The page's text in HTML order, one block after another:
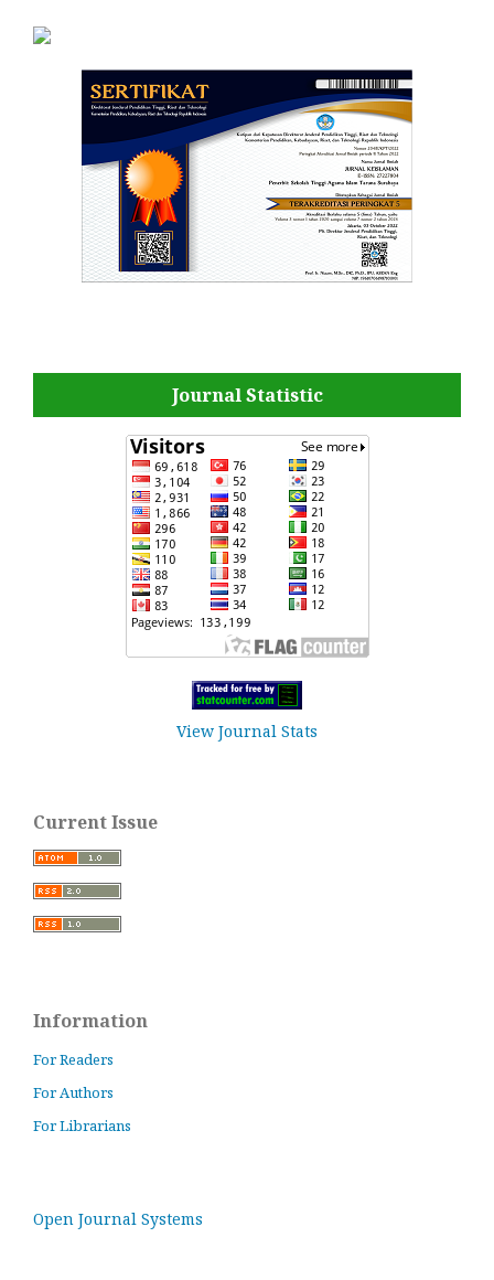
Journal Statistic
View Journal Stats
Current Issue
Information
For Readers
For Authors
For Librarians
Open Journal Systems